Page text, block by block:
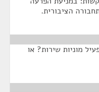
הציבורית.
מוניות שירות? או